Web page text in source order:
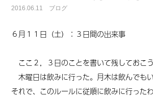
2016.06.11 ブログ
６月１１日（土）：３日間の出来事
ここ２，３日のことを書いて残しておこう
木曜日は飲みに行った。月木は飲んでも
それで、このルールに従順に飲みに行った